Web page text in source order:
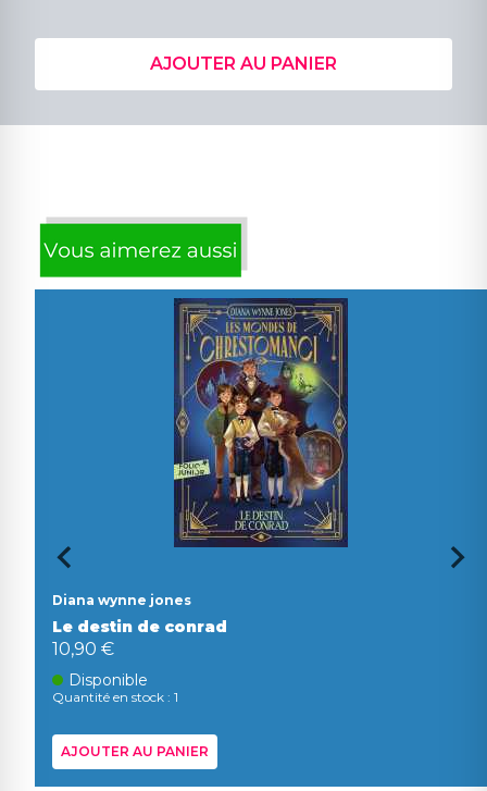
AJOUTER AU PANIER
Diana wynne jones
Le destin de conrad
10,90 €
Disponible
Quantité en stock : 1
AJOUTER AU PANIER